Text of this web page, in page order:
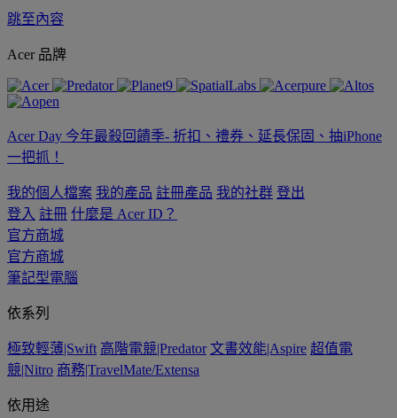
跳至內容
Acer 品牌
Acer Day 今年最殺回饋季- 折扣、禮券、延長保固、抽iPhone
一把抓！
我的個人檔案 我的產品 註冊產品 我的社群 登出
登入 註冊 什麼是 Acer ID？
官方商城
官方商城
筆記型電腦
依系列
極致輕薄|Swift 高階電競|Predator 文書效能|Aspire 超值電
競|Nitro 商務|TravelMate/Extensa
依用途